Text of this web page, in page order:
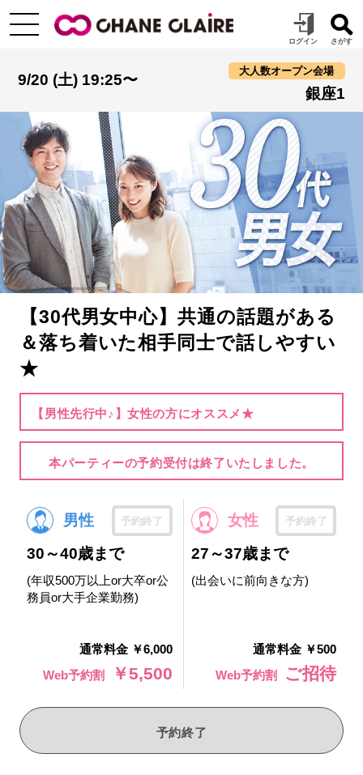
9/20 (土) 19:25〜
大人数オープン会場
銀座1
【30代男女中心】共通の話題がある
＆落ち着いた相手同士で話しやすい
★
【男性先行中♪】女性の方にオススメ★
本パーティーの予約受付は終了いたしました。
男性 予約終了
30～40歳まで
(年収500万以上or大卒or公
務員or大手企業勤務)
通常料金 ￥6,000
Web予約割
￥5,500
女性 予約終了
27～37歳まで
(出会いに前向きな方)
通常料金 ￥500
Web予約割
ご招待
予約終了